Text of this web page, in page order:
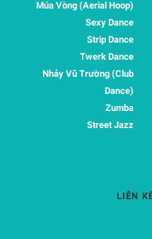
Múa Vòng (Aerial Hoop)
Sexy Dance
Strip Dance
Twerk Dance
Nhảy Vũ Trường (Club
Dance)
Zumba
Street Jazz
LIÊN